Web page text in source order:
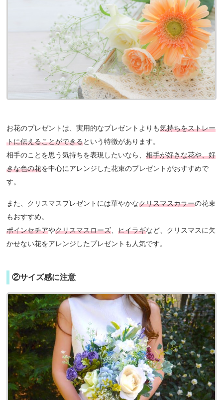
お花のプレゼントは、実用的なプレゼントよりも気持ちをストレー
トに伝えることができるという特徴があります。
相手のことを思う気持ちを表現したいなら、相手が好きな花や、好
きな色の花を中心にアレンジした花束のプレゼントがおすすめで
す。
また、クリスマスプレゼントには華やかなクリスマスカラーの花束
もおすすめ。
ポインセチアやクリスマスローズ、ヒイラギなど、クリスマスに欠
かせない花をアレンジしたプレゼントも人気です。
②サイズ感に注意